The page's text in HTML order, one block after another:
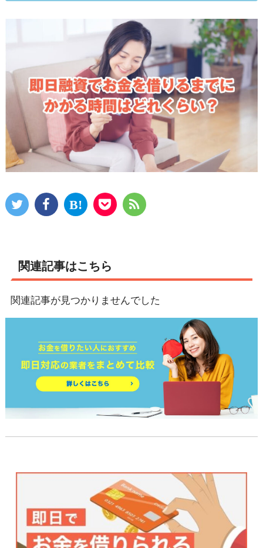
関連記事はこちら
関連記事が見つかりませんでした